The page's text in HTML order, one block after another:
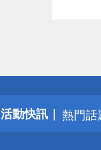
活動快訊
詐騙
得獎公
熱門話
銀行優